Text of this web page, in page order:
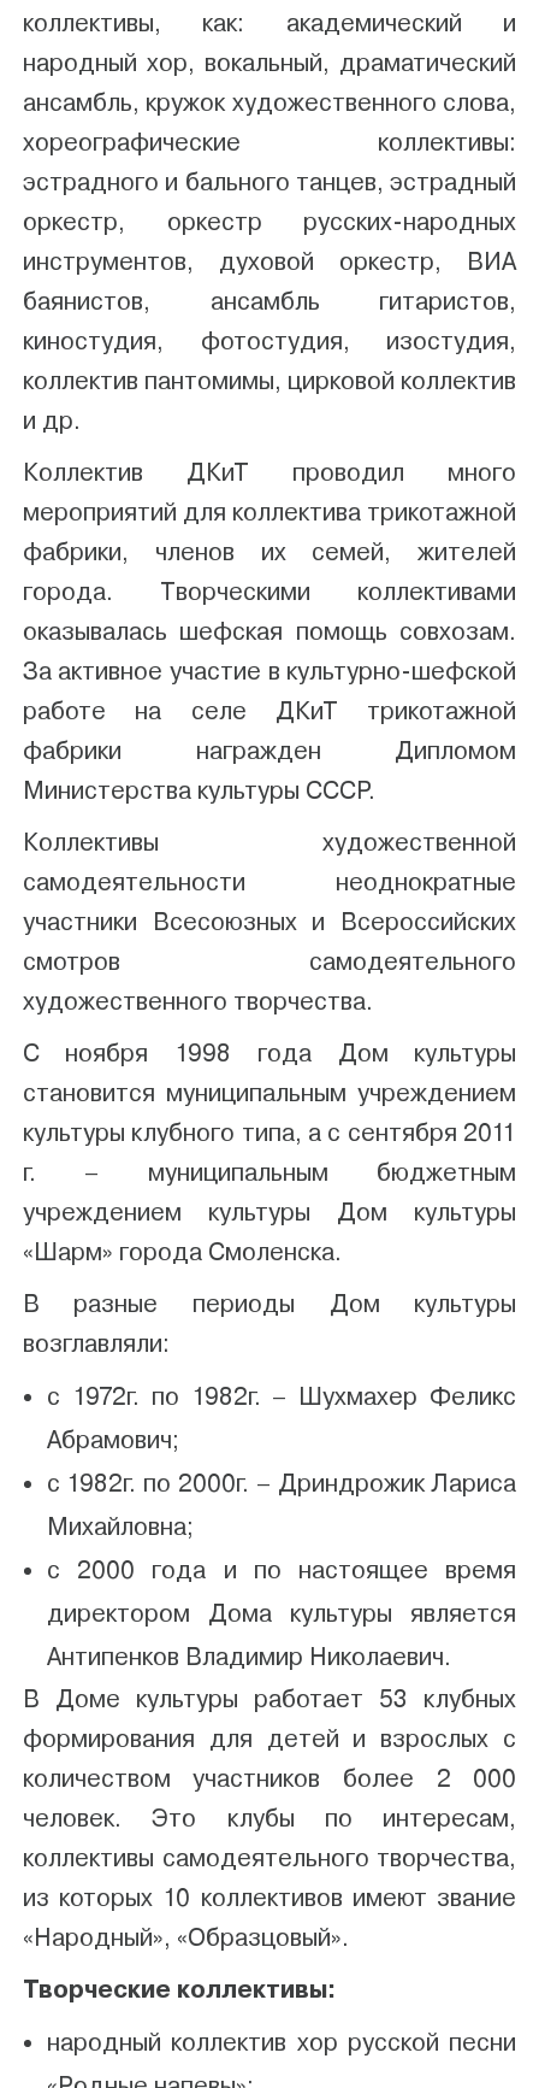
коллективы, как: академический и
народный хор, вокальный, драматический
ансамбль, кружок художественного слова,
хореографические коллективы:
эстрадного и бального танцев, эстрадный
оркестр, оркестр русских-народных
инструментов, духовой оркестр, ВИА
баянистов, ансамбль гитаристов,
киностудия, фотостудия, изостудия,
коллектив пантомимы, цирковой коллектив
и др.
Коллектив ДКиТ проводил много
мероприятий для коллектива трикотажной
фабрики, членов их семей, жителей
города. Творческими коллективами
оказывалась шефская помощь совхозам.
За активное участие в культурно-шефской
работе на селе ДКиТ трикотажной
фабрики награжден Дипломом
Министерства культуры СССР.
Коллективы художественной
самодеятельности неоднократные
участники Всесоюзных и Всероссийских
смотров самодеятельного
художественного творчества.
С ноября 1998 года Дом культуры
становится муниципальным учреждением
культуры клубного типа, а с сентября 2011
г. – муниципальным бюджетным
учреждением культуры Дом культуры
«Шарм» города Смоленска.
В разные периоды Дом культуры
возглавляли:
с 1972г. по 1982г. – Шухмахер Феликс
Абрамович;
с 1982г. по 2000г. – Дриндрожик Лариса
Михайловна;
с 2000 года и по настоящее время
директором Дома культуры является
Антипенков Владимир Николаевич.
В Доме культуры работает 53 клубных
формирования для детей и взрослых с
количеством участников более 2 000
человек. Это клубы по интересам,
коллективы самодеятельного творчества,
из которых 10 коллективов имеют звание
«Народный», «Образцовый».
Творческие коллективы:
народный коллектив хор русской песни